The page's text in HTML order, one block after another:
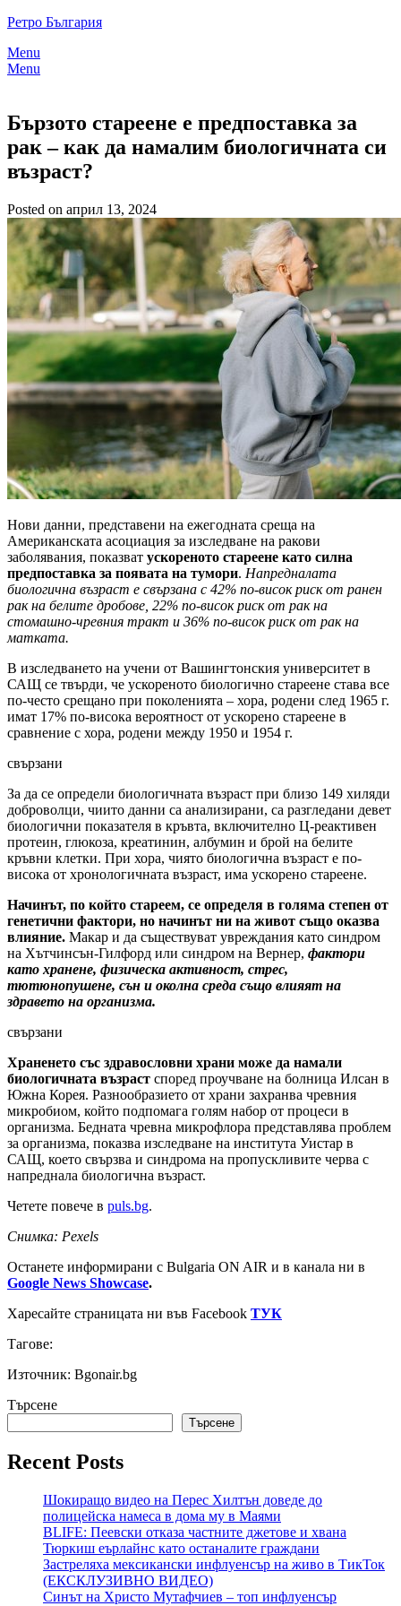
Skip
content
Ретро България
Menu
Menu
Бързото стареене е предпоставка за
рак – как да намалим биологичната си
възраст?
Posted on април 13, 2024
Нови данни, представени на ежегодната среща на
Американската асоциация за изследване на ракови
заболявания, показват ускореното стареене като силна
предпоставка за появата на тумори. Напредналата
биологична възраст е свързана с 42% по-висок риск от ранен
рак на белите дробове, 22% по-висок риск от рак на
стомашно-чревния тракт и 36% по-висок риск от рак на
матката.
В изследването на учени от Вашингтонския университет в
САЩ се твърди, че ускореното биологично стареене става все
по-често срещано при поколенията – хора, родени след 1965 г.
имат 17% по-висока вероятност от ускорено стареене в
сравнение с хора, родени между 1950 и 1954 г.
свързани
За да се определи биологичната възраст при близо 149 хиляди
доброволци, чиито данни са анализирани, са разгледани девет
биологични показателя в кръвта, включително Ц-реактивен
протеин, глюкоза, креатинин, албумин и брой на белите
кръвни клетки. При хора, чиято биологична възраст е по-
висока от хронологичната възраст, има ускорено стареене.
Начинът, по който стареем, се определя в голяма степен от
генетични фактори, но начинът ни на живот също оказва
влияние. Макар и да съществуват увреждания като синдром
на Хътчинсън-Гилфорд или синдром на Вернер, фактори
като хранене, физическа активност, стрес,
тютюнопушене, сън и околна среда също влияят на
здравето на организма.
свързани
Храненето със здравословни храни може да намали
биологичната възраст според проучване на болница Илсан в
Южна Корея. Разнообразието от храни захранва чревния
микробиом, който подпомага голям набор от процеси в
организма. Бедната чревна микрофлора представлява проблем
за организма, показва изследване на института Уистар в
САЩ, което свързва и синдрома на пропускливите черва с
напреднала биологична възраст.
Четете повече в puls.bg.
Снимка: Pexels
Останете информирани с Bulgaria ON AIR и в канала ни в
Google News Showcase.
Харесайте страницата ни във Facebook ТУК
Тагове:
Източник: Bgonair.bg
Търсене
Търсене
Recent Posts
Шокиращо видео на Перес Хилтън доведе до
полицейска намеса в дома му в Маями
BLIFE: Пеевски отказа частните джетове и хвана
Тюркиш еърлайнс като останалите граждани
Застреляха мексикански инфлуенсър на живо в ТикТок
(ЕКСКЛУЗИВНО ВИДЕО)
Синът на Христо Мутафчиев – топ инфлуенсър